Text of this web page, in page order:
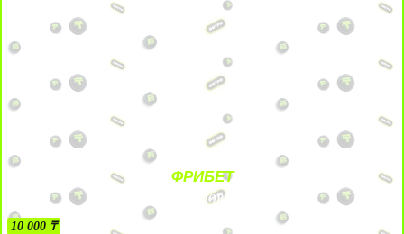
ФРИБЕТ
БЕЗ УСЛОВИЙ
10 000 ₸